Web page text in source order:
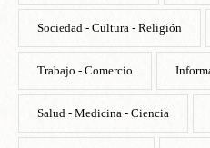
Sociedad - Cultura - Religión
Trabajo - Comercio
Salud - Medicina - Ciencia